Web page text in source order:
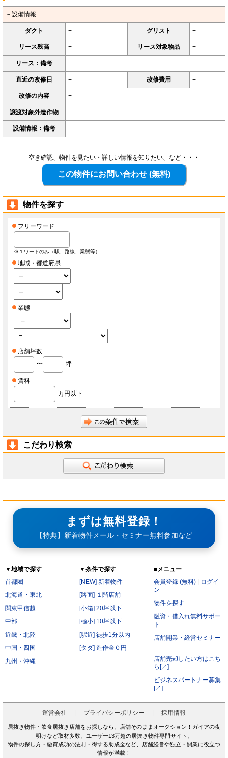
－設備情報
ダクト − グリスト −
リース残高 − リース対象物品 −
リース：備考 −
直近の改修日 − 改修費用 −
改修の内容 −
譲渡対象外造作物 −
設備情報：備考 −
空き確認、物件を見たい・詳しい情報を知りたい、など・・・
物件を探す
フリーワード
※１ワードのみ（駅、路線、業態等）
地域・都道府県
業態
店舗坪数
〜
坪
賃料
万円以下
こだわり検索
まずは無料登録！
【特典】新着物件メール・セミナー無料参加など
▼地域で探す
首都圏
北海道・東北
関東甲信越
中部
近畿・北陸
中国・四国
九州・沖縄
▼条件で探す
[NEW] 新着物件
[路面] １階店舗
[小箱] 20坪以下
[極小] 10坪以下
[駅近] 徒歩1分以内
[タダ] 造作金０円
■メニュー
会員登録 (無料)
ログイ
ン
物件を探す
融資・借入れ無料サポー
ト
店舗開業・経営セミナー
店舗売却したい方はこち
ら[↗]
ビジネスパートナー募集
[↗]
運営会社 プライバシーポリシー 採用情報
居抜き物件・飲食居抜き店舗をお探しなら、店舗そのままオークション！ガイアの夜
明けなど取材多数、ユーザー13万超の居抜き物件専門サイト。
物件の探し方・融資成功の法則・得する助成金など、店舗経営や独立・開業に役立つ
情報が満載！